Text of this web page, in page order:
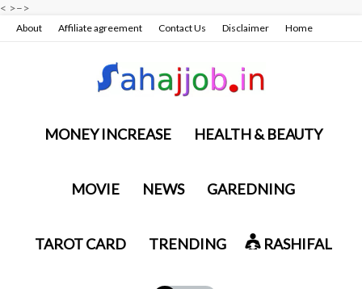
< >–>
About Affiliate agreement Contact Us Disclaimer Home
MONEY INCREASE HEALTH & BEAUTY
MOVIE NEWS GAREDNING
TAROT CARD TRENDING RASHIFAL